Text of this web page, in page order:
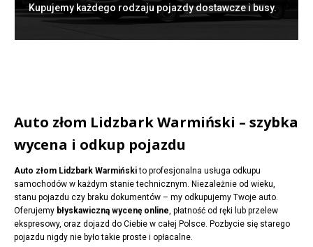
Kupujemy każdego rodzaju pojazdy dostawcze i busy.
Auto złom Lidzbark Warmiński – szybka
wycena i odkup pojazdu
Auto złom Lidzbark Warmińskito profesjonalna usługa odkupu
samochodów w każdym stanie technicznym. Niezależnie od wieku,
stanu pojazdu czy braku dokumentów – my odkupujemy Twoje auto.
Oferujemy błyskawiczną wycenę online, płatność od ręki lub przelew
ekspresowy, oraz dojazd do Ciebie w całej Polsce. Pozbycie się starego
pojazdu nigdy nie było takie proste i opłacalne.